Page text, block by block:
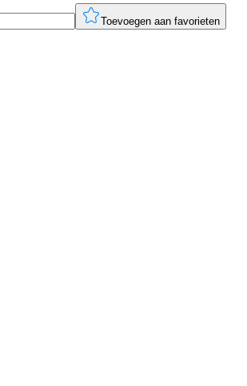
Toevoegen aan favorieten